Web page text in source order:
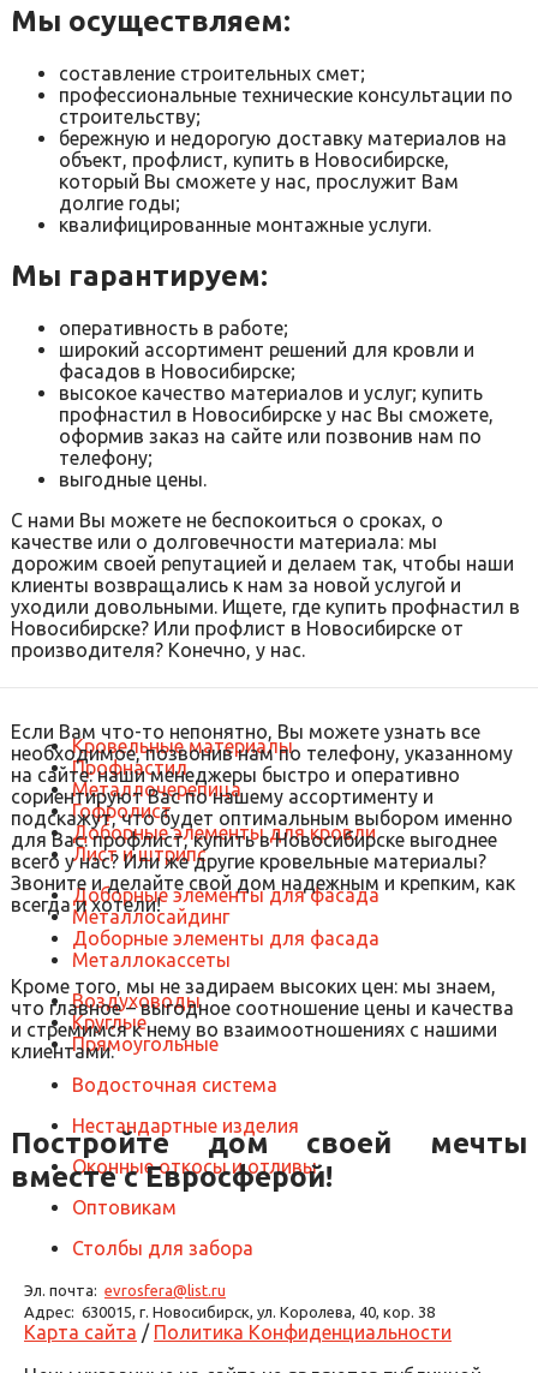
Мы осуществляем:
составление строительных смет;
профессиональные технические консультации по
строительству;
бережную и недорогую доставку материалов на
объект, профлист, купить в Новосибирске,
который Вы сможете у нас, прослужит Вам
долгие годы;
квалифицированные монтажные услуги.
Мы гарантируем:
оперативность в работе;
широкий ассортимент решений для кровли и
фасадов в Новосибирске;
высокое качество материалов и услуг; купить
профнастил в Новосибирске у нас Вы сможете,
оформив заказ на сайте или позвонив нам по
телефону;
выгодные цены.
С нами Вы можете не беспокоиться о сроках, о
качестве или о долговечности материала: мы
дорожим своей репутацией и делаем так, чтобы наши
клиенты возвращались к нам за новой услугой и
уходили довольными. Ищете, где купить профнастил в
Новосибирске? Или профлист в Новосибирске от
производителя? Конечно, у нас.
Если Вам что-то непонятно, Вы можете узнать все
необходимое, позвонив нам по телефону, указанному
на сайте: наши менеджеры быстро и оперативно
сориентируют Вас по нашему ассортименту и
подскажут, что будет оптимальным выбором именно
для Вас: профлист, купить в Новосибирске выгоднее
всего у нас? Или же другие кровельные материалы?
Звоните и делайте свой дом надежным и крепким, как
всегда и хотели!
Кроме того, мы не задираем высоких цен: мы знаем,
что главное – выгодное соотношение цены и качества
и стремимся к нему во взаимоотношениях с нашими
клиентами.
Постройте дом своей мечты
вместе с Евросферой!
Кровельные материалы
Профнастил
Металлочерепица
Гофролист
Доборные элементы для кровли
Лист и штрипс
Доборные элементы для фасада
Металлосайдинг
Доборные элементы для фасада
Металлокассеты
Воздуховоды
Круглые
Прямоугольные
Водосточная система
Нестандартные изделия
Оконные откосы и отливы
Оптовикам
Столбы для забора
Эл. почта: evrosfera@list.ru
Адрес: 630015, г. Новосибирск, ул. Королева, 40, кор. 38
Карта сайта / Политика Конфиденциальности